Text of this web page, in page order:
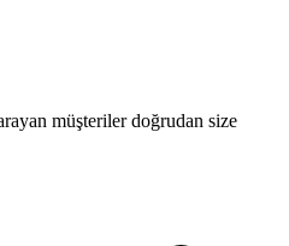
müşteriler doğrudan size